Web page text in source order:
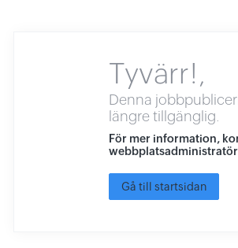
Tyvärr!,
Denna
längre tillgänglig.
För mer information,
Gå till startsidan